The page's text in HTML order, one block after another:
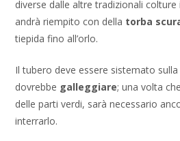
diverse dalle altre tradizionali
andrà riempito con della torba
tiepida fino all’orlo.
Il tubero deve essere sistemato sulla
dovrebbe galleggiare; una volta
delle parti verdi, sarà necessario
interrarlo.